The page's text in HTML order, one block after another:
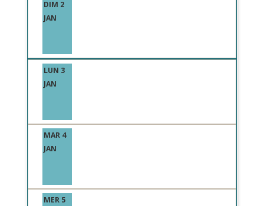
DIM 2
JAN
LUN 3
JAN
MAR 4
JAN
MER 5